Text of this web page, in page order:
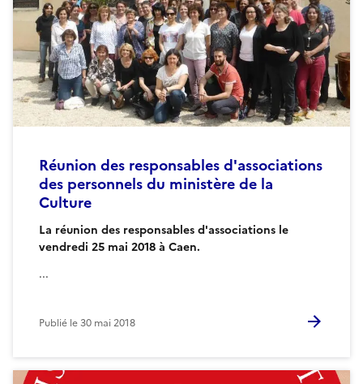
Réunion des responsables d'associations
des personnels du ministère de la
Culture
La réunion des responsables d'associations le
vendredi 25 mai 2018 à Caen.
...
Publié le30 mai 2018